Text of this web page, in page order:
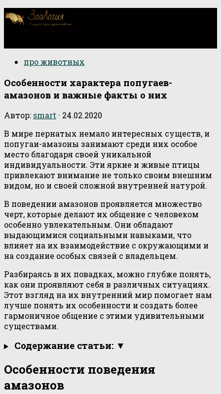
про животных
Особенности характера попугаев-
амазонов и важные факты о них
Автор: smart · 24.02.2020
В мире пернатых немало интересных существ, и
попугаи-амазоны занимают среди них особое
место благодаря своей уникальной
индивидуальности. Эти яркие и живые птицы
привлекают внимание не только своим внешним
видом, но и своей сложной внутренней натурой.
В поведении амазонов проявляется множество
черт, которые делают их общение с человеком
особенно увлекательным. Они обладают
выдающимися социальными навыками, что
влияет на их взаимодействие с окружающими и
на создание особых связей с владельцем.
Разбираясь в их повадках, можно глубже понять,
как они проявляют себя в различных ситуациях.
Этот взгляд на их внутренний мир помогает нам
лучше понять их особенности и создать более
гармоничное общение с этими удивительными
существами.
Содержание статьи: ▼
Особенности поведения
амазонов